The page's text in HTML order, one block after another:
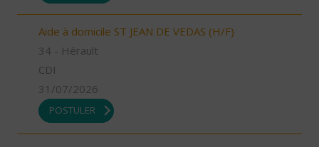
Aide à domicile ST JEAN DE VEDAS (H/F)
34 - Hérault
CDI
31/07/2026
POSTULER